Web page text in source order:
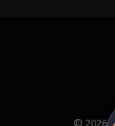
© 2026